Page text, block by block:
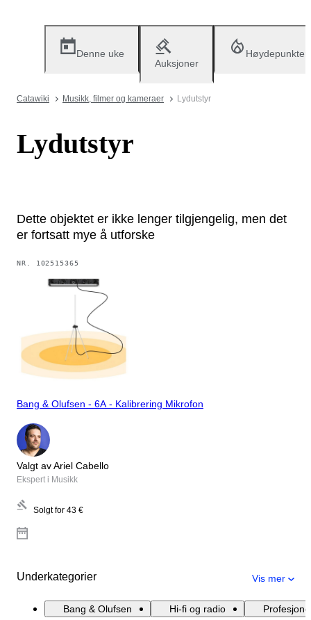
Denne uke
Auksjoner
Høydepunkter
Catawiki Musikk, filmer og kameraer Lydutstyr
Lydutstyr
Dette objektet er ikke lenger tilgjengelig, men det
er fortsatt mye å utforske
NR. 102515365
Bang & Olufsen - 6A - Kalibrering Mikrofon
Valgt av Ariel Cabello
Ekspert i Musikk
Solgt for 43 €
Underkategorier Vis mer
Bang & Olufsen Hi-fi og radio